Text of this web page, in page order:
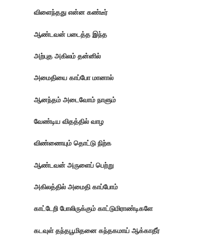
விளைந்தது என்ன கண்டீர்
ஆண்டவன் படைத்த இந்த
அற்புத அகிலம் தன்னில்
அமைதியை காப்போ மானால்
ஆனந்தம் அடைவோம் நாளும்
வேண்டிய விதத்தில் வாழ
விண்ணையும் தொட்டு நிற்க
ஆண்டவன் அருளைப் பெற்று
அகிலத்தில் அமைதி காப்போம்
காட்டேறி போலிருக்கும் காட்டுமிராண்டிகளே
கடவுள் தந்தபூமிதனை கந்தகமாய் ஆக்காதீர்